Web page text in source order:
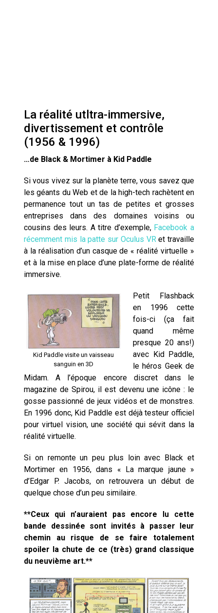
La réalité utltra-immersive,
divertissement et contrôle
(1956 & 1996)
…de Black & Mortimer à Kid Paddle
Si vous vivez sur la planète terre, vous savez que
les géants du Web et de la high-tech rachètent en
permanence tout un tas de petites et grosses
entreprises dans des domaines voisins ou
cousins des leurs. A titre d’exemple, Facebook a
récemment mis la patte sur Oculus VR et travaille
à la réalisation d’un casque de « réalité virtuelle »
et à la mise en place d’une plate-forme de réalité
immersive.
Kid Paddle visite un vaisseau
sanguin en 3D
Petit Flashback
en 1996 cette
fois-ci (ça fait
quand même
presque 20 ans!)
avec Kid Paddle,
le héros Geek de
Midam. A l’époque encore discret dans le
magazine de Spirou, il est devenu une icône : le
gosse passionné de jeux vidéos et de monstres.
En 1996 donc, Kid Paddle est déjà testeur officiel
pour virtuel vision, une société qui sévit dans la
réalité virtuelle.
Si on remonte un peu plus loin avec Black et
Mortimer en 1956, dans « La marque jaune »
d’Edgar P. Jacobs, on retrouvera un début de
quelque chose d’un peu similaire.
**Ceux qui n’auraient pas encore lu cette
bande dessinée sont invités à passer leur
chemin au risque de se faire totalement
spoiler la chute de ce (très) grand classique
du neuvième art.**